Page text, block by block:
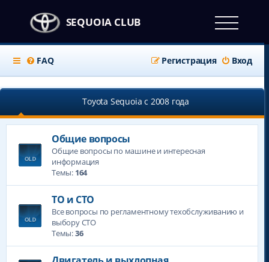
SEQUOIA CLUB
FAQ Вход
Регистрация
Тоyota Sequoia c 2008 года
Общие вопросы
Общие вопросы по машине и интересная
информация
Темы: 164
ТО и СТО
Все вопросы по регламентному техобслуживанию и
выбору СТО
Темы:36